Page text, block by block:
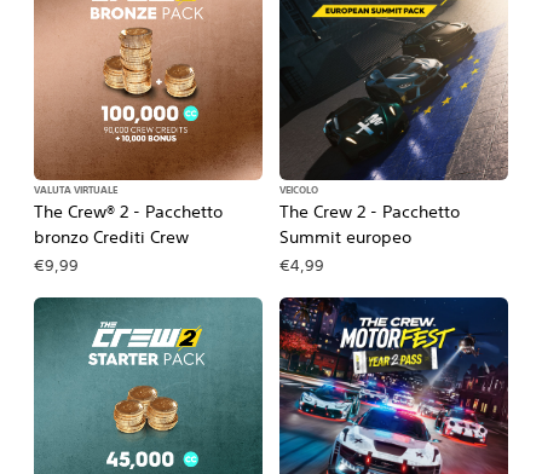
The Crew® 2 - Pacchetto
bronzo Crediti Crew
VALUTA VIRTUALE
€9,99
The Crew 2 - Pacchetto
Summit europeo
VEICOLO
€4,99